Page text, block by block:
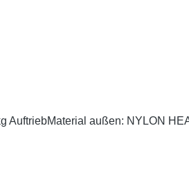
AuftriebMaterial außen: NYLON